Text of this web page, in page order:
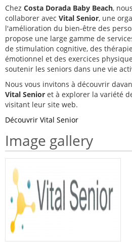
TRAVEL WITH
MAPA
WORK WITH
VITAL
Chez Costa Dorada Baby Beach,
collaborer avec Vital Senior, une
l'amélioration du bien-être des
propose une large gamme de
de stimulation cognitive, des
émotionnel et des exercices
soutenir les seniors dans une vie
Nous vous invitons à découvrir
Vital Senior et à explorer la variété
visitant leur site web.
Découvrir Vital Senior
Image gallery